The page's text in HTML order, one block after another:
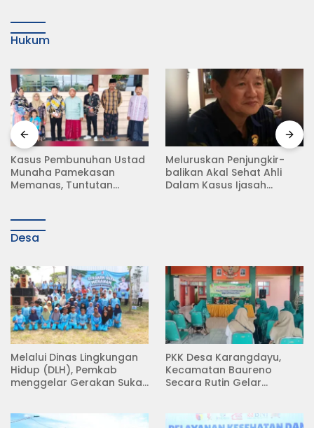
Hukum
Kasus Pembunuhan Ustad
Munaha Pamekasan
Memanas, Tuntutan
Meluruskan Penjungkir-
balikan Akal Sehat Ahli
Dalam Kasus Ijasah
Desa
Melalui Dinas Lingkungan
Hidup (DLH), Pemkab
menggelar Gerakan Suka
PKK Desa Karangdayu,
Kecamatan Baureno
Secara Rutin Gelar